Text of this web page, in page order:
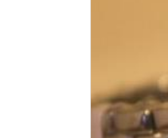
重
长